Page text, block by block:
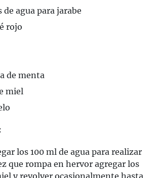
agua para jarabe
rojo
de menta
miel
los 100 ml de agua para realizar
que rompa en hervor agregar los
y revolver ocasionalmente hasta